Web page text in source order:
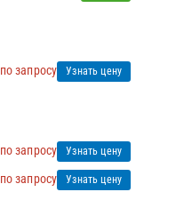
по запросу Узнать цену
по запросу Узнать цену
по запросу Узнать цену